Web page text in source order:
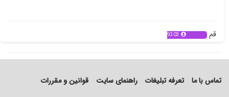
قم 9303
تماس با ما تعرفه تبلیغات راهنمای سایت
قوانین و مقررات